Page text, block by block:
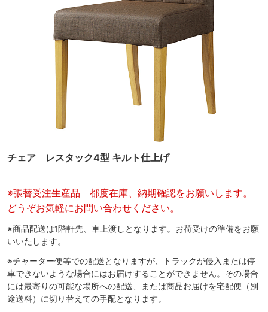
チェア レスタック4型 キルト仕上げ
※張替受注生産品 都度在庫、納期確認をお願いします。
どうぞお気軽にお問い合わせください。
※商品配送は1階軒先、車上渡しとなります。お荷受けの準備をお願
いいたします。
※チャーター便等での配送となりますが、トラックが侵入または停
車できないような場合にはお届けすることができません。その場合
には最寄りの可能な場所への配送、または商品お届けを宅配便（別
途送料）に切り替えての手配となります。